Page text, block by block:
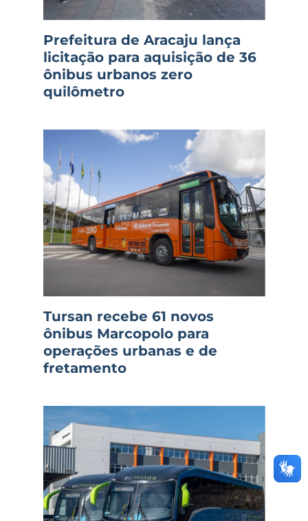
Prefeitura de Aracaju lança
licitação para aquisição de 36
ônibus urbanos zero
quilômetro
Tursan recebe 61 novos
ônibus Marcopolo para
operações urbanas e de
fretamento